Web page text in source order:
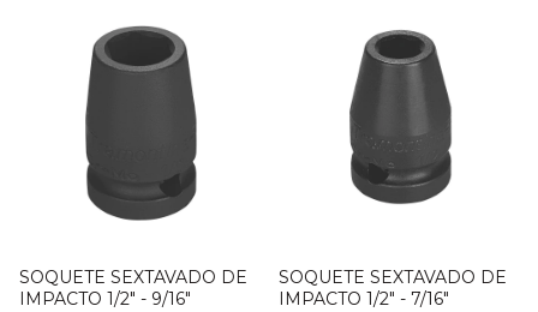
SOQUETE SEXTAVADO DE
IMPACTO 1/2" - 9/16"
SOQUETE SEXTAVADO DE
IMPACTO 1/2" - 7/16"